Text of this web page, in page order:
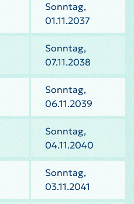
Sonntag,
01.11.2037
Sonntag,
07.11.2038
Sonntag,
06.11.2039
Sonntag,
04.11.2040
Sonntag,
03.11.2041